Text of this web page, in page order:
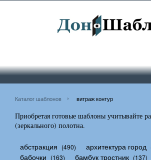
Каталог шаблонов витраж контур
Приобретая готовые шаблоны учитывайте
(зеркального) полотна.
абстракция (490) архитектура город
бабочки (163) бамбук тростник (137)